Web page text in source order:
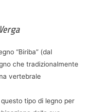
Verga
“Biriba” (dal
che tradizionalmente
vertebrale
questo tipo di legno per